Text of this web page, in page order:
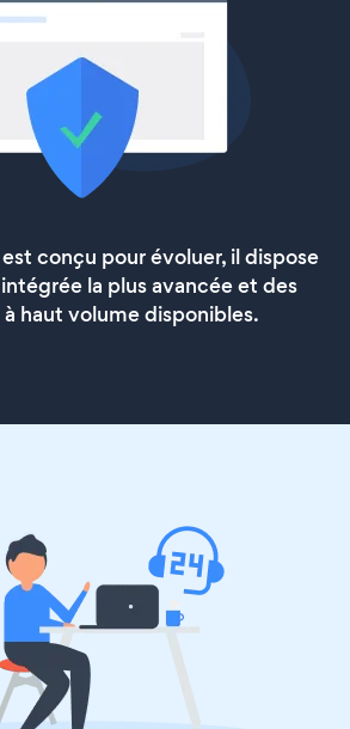
conçu pour évoluer, il dispose
la plus avancée et des
haut volume disponibles.